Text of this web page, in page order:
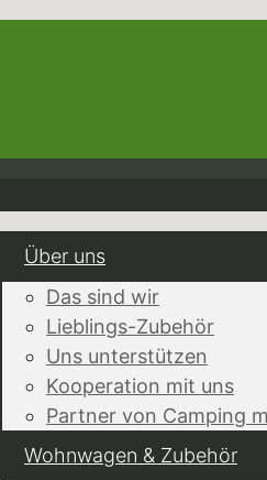
Über uns
Das sind wir
Lieblings-Zubehör
Uns unterstützen
Kooperation mit uns
Partner von Camping
Wohnwagen & Zubehör